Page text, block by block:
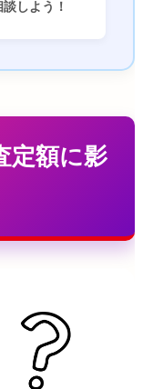
しよう！
定額に影